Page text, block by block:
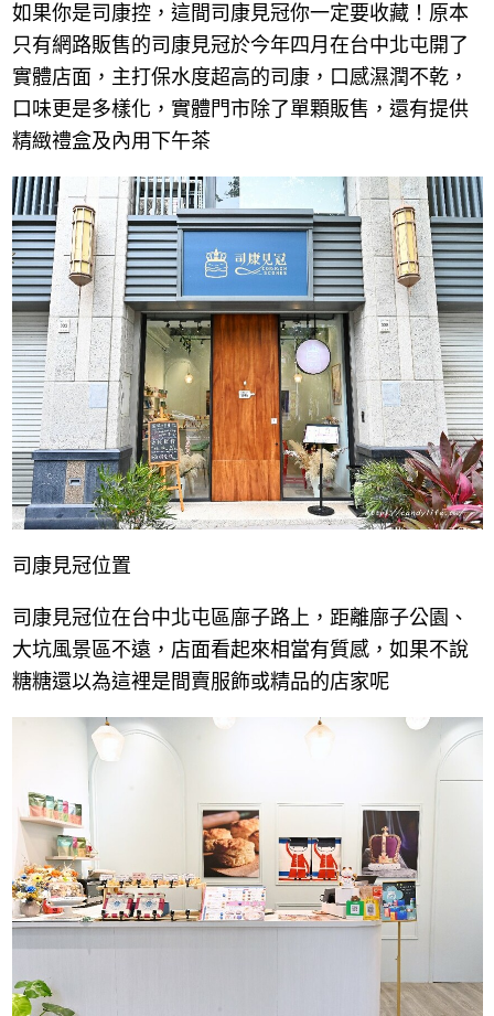
如果你是司康控，這間司康見冠你一定要收藏！原本
只有網路販售的司康見冠於今年四月在台中北屯開了
實體店面，主打保水度超高的司康，口感濕潤不乾，
口味更是多樣化，實體門市除了單顆販售，還有提供
精緻禮盒及內用下午茶
司康見冠位置
司康見冠位在台中北屯區廍子路上，距離廍子公園、
大坑風景區不遠，店面看起來相當有質感，如果不說
糖糖還以為這裡是間賣服飾或精品的店家呢